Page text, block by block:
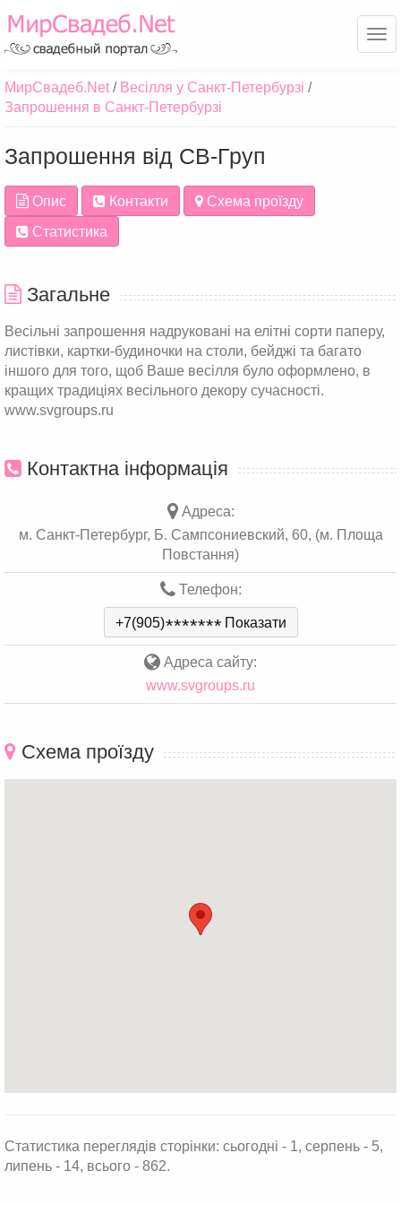
МирСвадеб.Net
Весілля у Санкт-Петербурзі
Запрошення в Санкт-Петербурзі
Запрошення від СВ-Груп
Опис Контакти
Схема проїзду
Статистика
Загальне
Весільні запрошення надруковані на елітні сорти паперу,
листівки, картки-будиночки на столи, бейджі та багато
іншого для того, щоб Ваше весілля було оформлено, в
кращих традиціях весільного декору сучасності.
www.svgroups.ru
Контактна інформація
Адреса:
м. Санкт-Петербург, Б. Сампсониевский, 60, (м. Площа
Повстання)
Телефон:
+7(905)******* Показати
Адреса сайту:
www.svgroups.ru
Схема проїзду
Статистика переглядів сторінки: сьогодні - 1, серпень - 5,
липень - 14, всього - 862.